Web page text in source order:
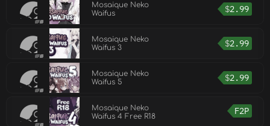
Mosaique Neko
Waifus
$2.99
Mosaique Neko
Waifus 3
$2.99
Mosaique Neko
Waifus 5
$2.99
Mosaique Neko
Waifus 4 Free R18
F2P